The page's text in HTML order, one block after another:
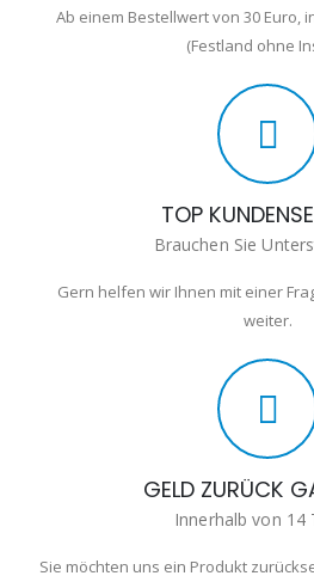
Ab einem Bestellwert von 30 Euro,
(Festland ohne
TOP
Brauchen Sie
Gern helfen wir Ihnen mit einer
weiter.
GELD ZURÜCK
Innerhalb von 14
Sie möchten uns ein Produkt